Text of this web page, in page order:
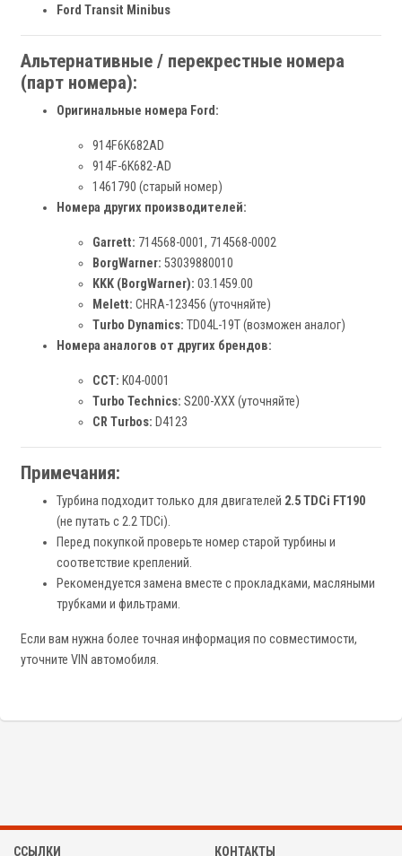
Ford Transit Minibus
Альтернативные / перекрестные номера
(парт номера):
Оригинальные номера Ford:
914F6K682AD
914F-6K682-AD
1461790 (старый номер)
Номера других производителей:
Garrett: 714568-0001, 714568-0002
BorgWarner: 53039880010
KKK (BorgWarner): 03.1459.00
Melett: CHRA-123456 (уточняйте)
Turbo Dynamics: TD04L-19T (возможен аналог)
Номера аналогов от других брендов:
CCT: K04-0001
Turbo Technics: S200-XXX (уточняйте)
CR Turbos: D4123
Примечания:
Турбина подходит только для двигателей 2.5 TDCi FT190
(не путать с 2.2 TDCi).
Перед покупкой проверьте номер старой турбины и
соответствие креплений.
Рекомендуется замена вместе с прокладками, масляными
трубками и фильтрами.
Если вам нужна более точная информация по совместимости,
уточните VIN автомобиля.
ССЫЛКИ КОНТАКТЫ